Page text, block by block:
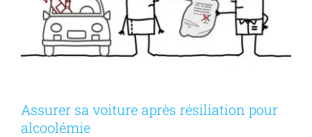
Assurer sa voiture après résiliation pour
alcoolémie